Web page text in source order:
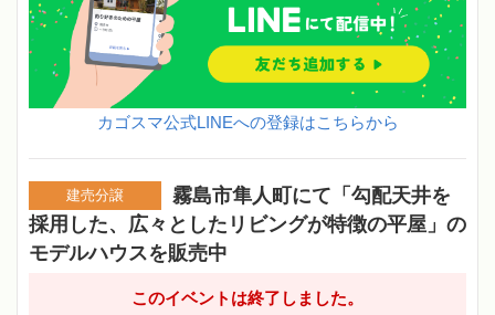
カゴスマ公式LINEへの登録はこちらから
霧島市隼人町にて「勾配天井を
採用した、広々としたリビングが特徴の平屋」の
モデルハウスを販売中
このイベントは終了しました。
建売分譲